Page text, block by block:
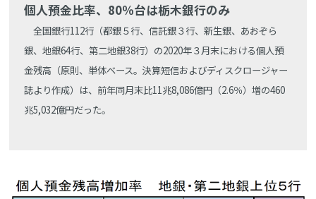
個人預金比率、80％台は栃木銀行のみ
全国銀行112行（都銀５行、信託銀３行、新生銀、あおぞら
銀、地銀64行、第二地銀38行）の2020年３月末における個人預
金残高（原則、単体ベース。決算短信およびディスクロージャー
誌より作成）は、前年同月末比11兆8,086億円（2.6％）増の460
兆5,032億円だった。